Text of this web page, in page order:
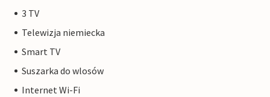
3 TV
Telewizja niemiecka
Smart TV
Suszarka do wlosów
Internet Wi-Fi